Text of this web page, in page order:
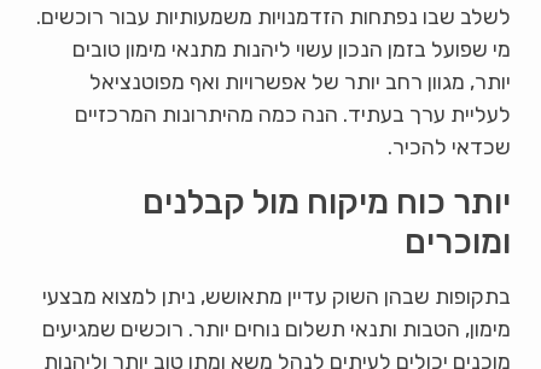
לשלב שבו נפתחות הזדמנויות משמעותיות עבור רוכשים.
מי שפועל בזמן הנכון עשוי ליהנות מתנאי מימון טובים
יותר, מגוון רחב יותר של אפשרויות ואף מפוטנציאל
לעליית ערך בעתיד. הנה כמה מהיתרונות המרכזיים
שכדאי להכיר.
יותר כוח מיקוח מול קבלנים
ומוכרים
בתקופות שבהן השוק עדיין מתאושש, ניתן למצוא מבצעי
מימון, הטבות ותנאי תשלום נוחים יותר. רוכשים שמגיעים
מוכנים יכולים לעיתים לנהל משא ומתן טוב יותר וליהנות